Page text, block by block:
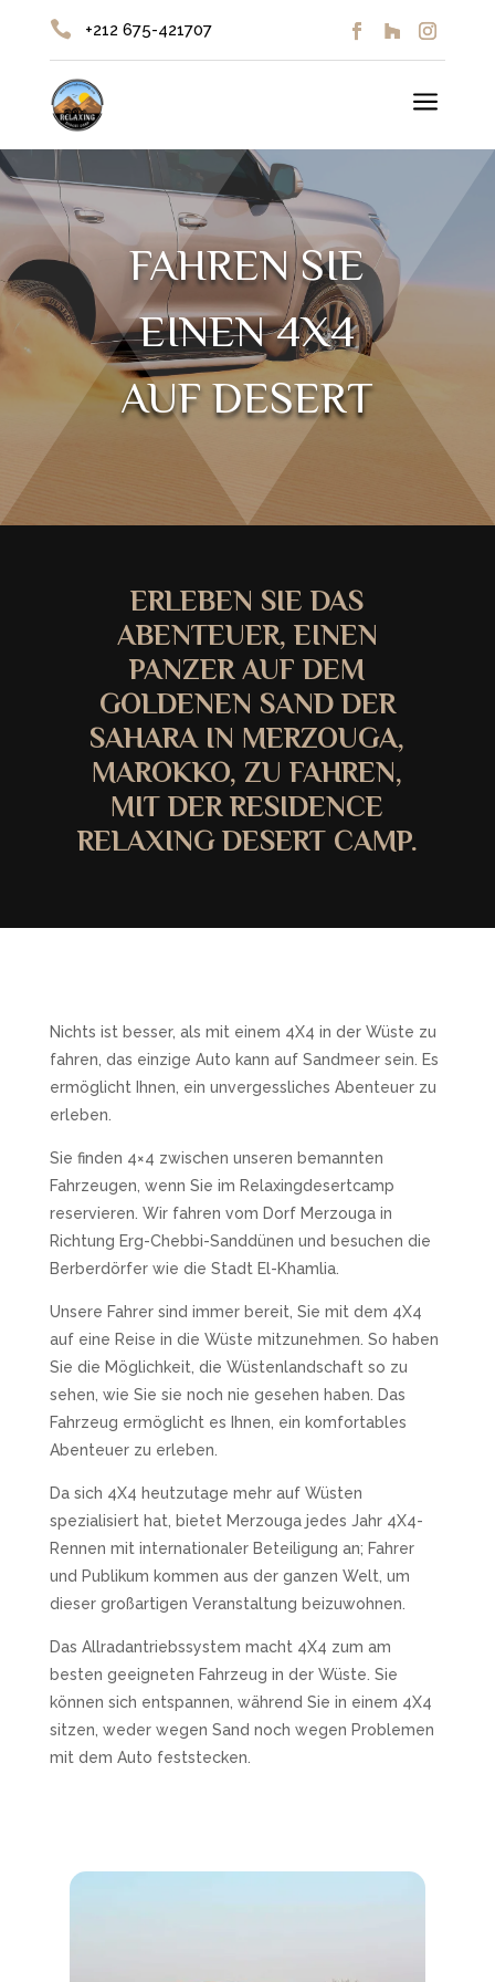
 +212 675-421707
a
FAHREN SIE
EINEN 4X4
AUF DESERT
ERLEBEN SIE DAS
ABENTEUER, EINEN
PANZER AUF DEM
GOLDENEN SAND DER
SAHARA IN MERZOUGA,
MAROKKO, ZU FAHREN,
MIT DER RESIDENCE
RELAXING DESERT CAMP.
Nichts ist besser, als mit einem 4X4 in der Wüste zu
fahren, das einzige Auto kann auf Sandmeer sein. Es
ermöglicht Ihnen, ein unvergessliches Abenteuer zu
erleben.
Sie finden 4×4 zwischen unseren bemannten
Fahrzeugen, wenn Sie im Relaxingdesertcamp
reservieren. Wir fahren vom Dorf Merzouga in
Richtung Erg-Chebbi-Sanddünen und besuchen die
Berberdörfer wie die Stadt El-Khamlia.
Unsere Fahrer sind immer bereit, Sie mit dem 4X4
auf eine Reise in die Wüste mitzunehmen. So haben
Sie die Möglichkeit, die Wüstenlandschaft so zu
sehen, wie Sie sie noch nie gesehen haben. Das
Fahrzeug ermöglicht es Ihnen, ein komfortables
Abenteuer zu erleben.
Da sich 4X4 heutzutage mehr auf Wüsten
spezialisiert hat, bietet Merzouga jedes Jahr 4X4-
Rennen mit internationaler Beteiligung an; Fahrer
und Publikum kommen aus der ganzen Welt, um
dieser großartigen Veranstaltung beizuwohnen.
Das Allradantriebssystem macht 4X4 zum am
besten geeigneten Fahrzeug in der Wüste. Sie
können sich entspannen, während Sie in einem 4X4
sitzen, weder wegen Sand noch wegen Problemen
mit dem Auto feststecken.